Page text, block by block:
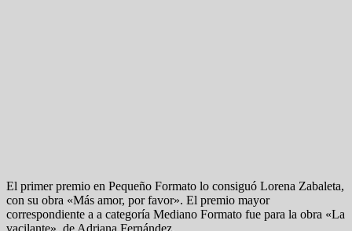
El primer premio en Pequeño Formato lo consiguó Lorena Zabaleta,
con su obra «Más amor, por favor». El premio mayor
correspondiente a a categoría Mediano Formato fue para la obra «La
vacilante», de Adriana Fernández.